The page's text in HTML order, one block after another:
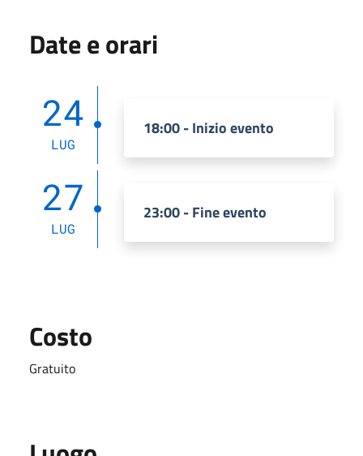
Date e orari
24
LUG
18:00 - Inizio evento
27
LUG
23:00 - Fine evento
Costo
Gratuito